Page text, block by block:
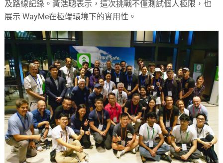
及路線記錄。黃浩聰表示，這次挑戰不僅測試個人極限，也
展示 WayMe在極端環境下的實用性。